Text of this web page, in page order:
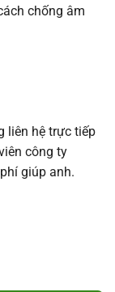
chống âm
liên hệ trực tiếp
công ty
giúp anh.